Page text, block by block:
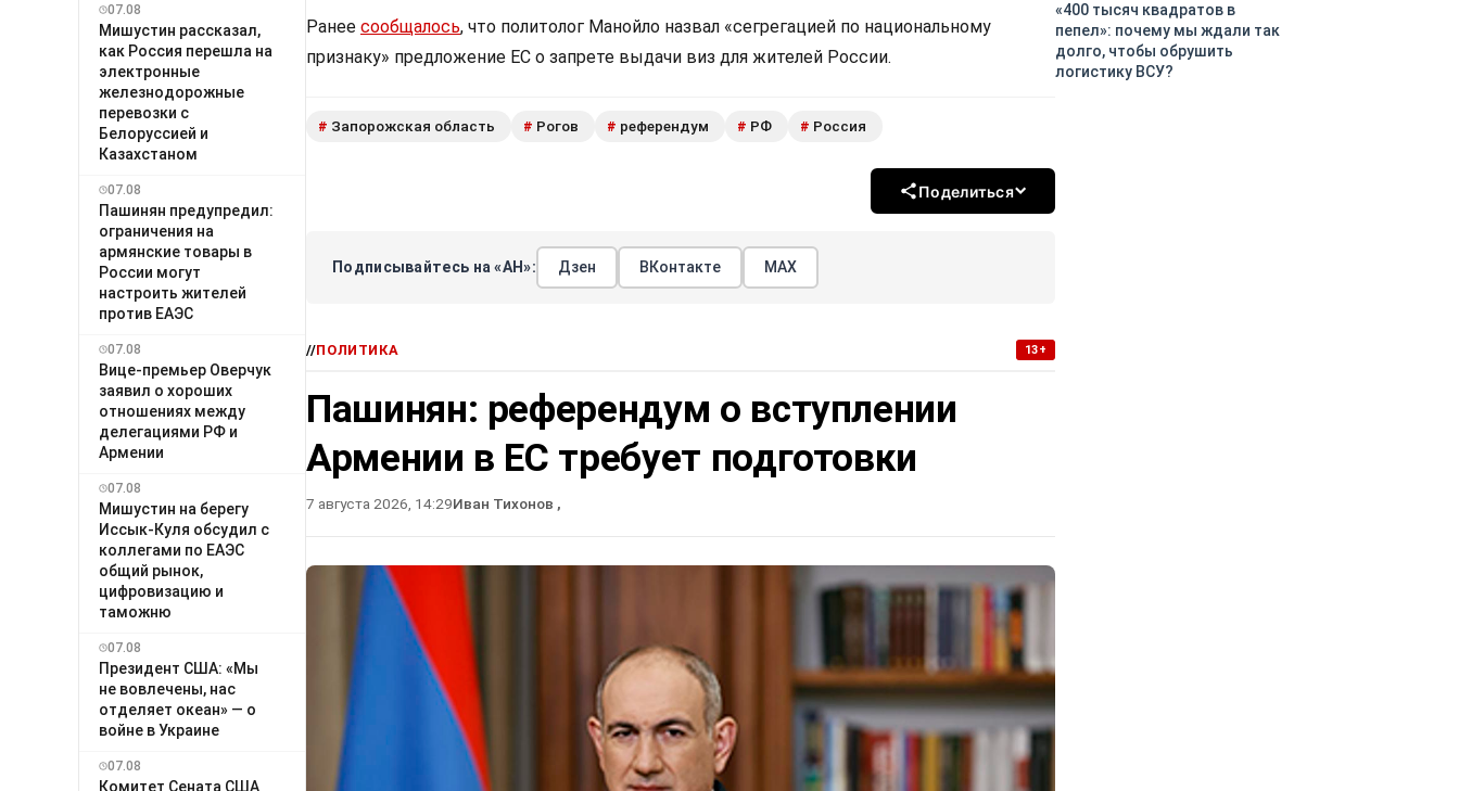
07.08
Мишустин рассказал,
как Россия перешла на
электронные
железнодорожные
перевозки с
Белоруссией и
Казахстаном
07.08
Пашинян предупредил:
ограничения на
армянские товары в
России могут
настроить жителей
против ЕАЭС
07.08
Вице-премьер Оверчук
заявил о хороших
отношениях между
делегациями РФ и
Армении
07.08
Мишустин на берегу
Иссык-Куля обсудил с
коллегами по ЕАЭС
общий рынок,
цифровизацию и
таможню
07.08
Президент США: «Мы
не вовлечены, нас
отделяет океан» — о
войне в Украине
07.08
Комитет Сената США
Ранее сообщалось, что политолог Манойло назвал «сегрегацией по национальному
признаку» предложение ЕС о запрете выдачи виз для жителей России.
# Запорожская область # Рогов # референдум # РФ # Россия
Поделиться
Подписывайтесь на «АН»: Дзен ВКонтакте МАХ
//ПОЛИТИКА 13+
Пашинян: референдум о вступлении
Армении в ЕС требует подготовки
7 августа 2026, 14:29Иван Тихонов ,
«400 тысяч квадратов в
пепел»: почему мы ждали так
долго, чтобы обрушить
логистику ВСУ?